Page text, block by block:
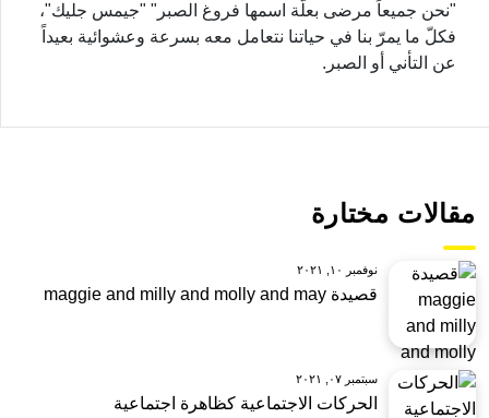
"نحن جميعاً مرضى بعلّة اسمها فروغ الصبر" "جيمس جليك"،
فكلّ ما يمرّ بنا في حياتنا نتعامل معه بسرعة وعشوائية بعيداً
عن التأني أو الصبر.
مقالات مختارة
نوفمبر ١٠, ٢٠٢١
قصيدة maggie and milly and molly and may
سبتمبر ٠٧, ٢٠٢١
الحركات الاجتماعية كظاهرة اجتماعية